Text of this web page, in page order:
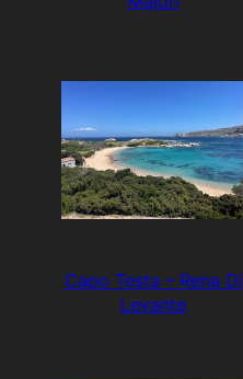
Capo Testa – Rena Di
Levante